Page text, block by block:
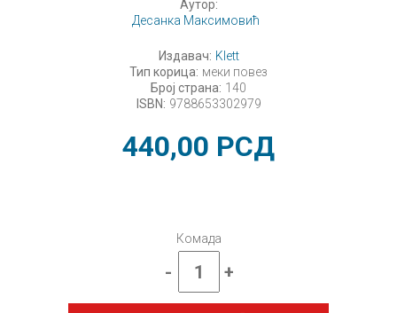
Аутор:
Десанка Максимовић
Издавач: Klett
Тип корица: меки повез
Број страна: 140
ISBN: 9788653302979
440,00 РСД
Комада
-
Бајке,
лектира
+